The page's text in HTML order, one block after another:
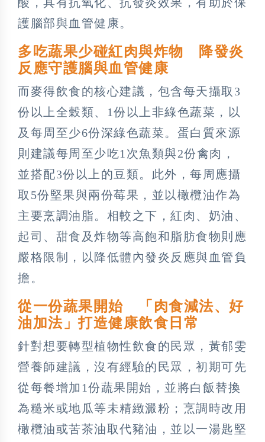
護腦部與血管健康。
多吃蔬果少碰紅肉與炸物 降發炎
反應守護腦與血管健康
而麥得飲食的核心建議，包含每天攝取3
份以上全穀類、1份以上非綠色蔬菜，以
及每周至少6份深綠色蔬菜。蛋白質來源
則建議每周至少吃1次魚類與2份禽肉，
並搭配3份以上的豆類。此外，每周應攝
取5份堅果與兩份莓果，並以橄欖油作為
主要烹調油脂。相較之下，紅肉、奶油、
起司、甜食及炸物等高飽和脂肪食物則應
嚴格限制，以降低體內發炎反應與血管負
擔。
從一份蔬果開始 「肉食減法、好
油加法」打造健康飲食日常
針對想要轉型植物性飲食的民眾，黃郁雯
營養師建議，沒有經驗的民眾，初期可先
從每餐增加1份蔬果開始，並將白飯替換
為糙米或地瓜等未精緻澱粉；烹調時改用
橄欖油或苦茶油取代豬油，並以一湯匙堅